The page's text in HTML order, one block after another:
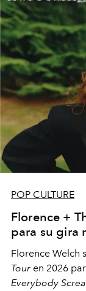
POP CULTURE
Florence +
para su gira
Florence Welch
Tour en 2026
Everybody